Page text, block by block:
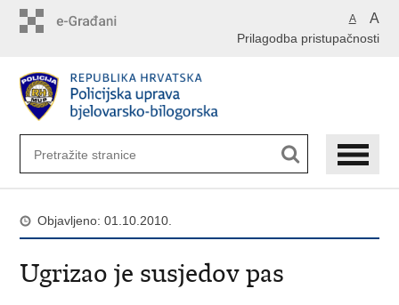
A A
Prilagodba pristupačnosti
Objavljeno: 01.10.2010.
Ugrizao je susjedov pas